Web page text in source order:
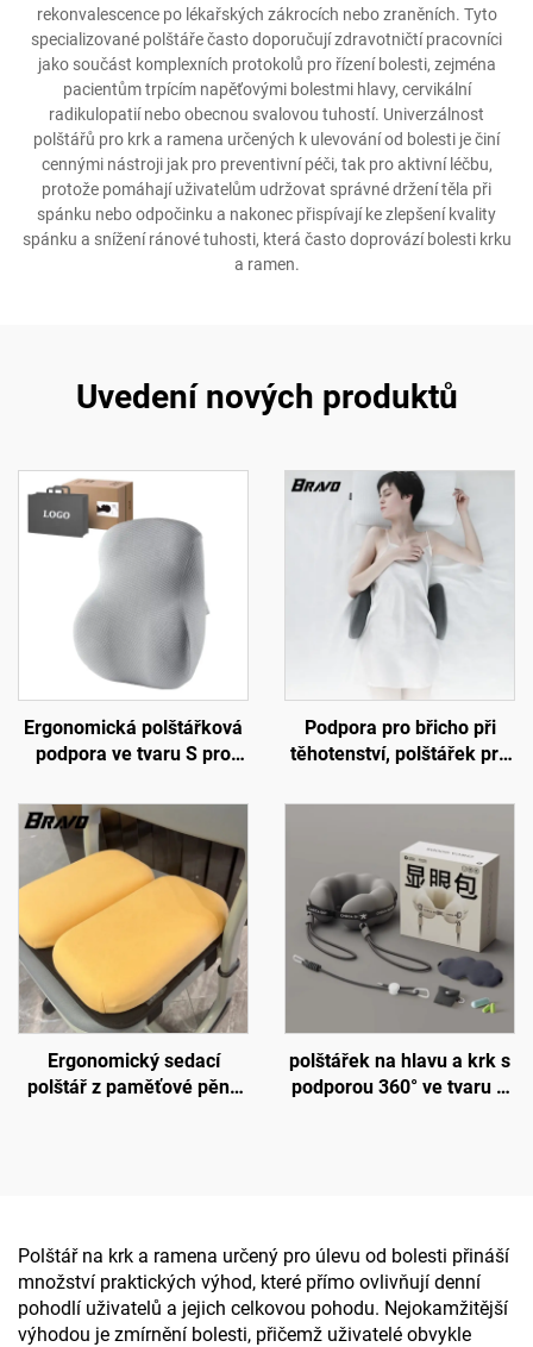
rekonvalescence po lékařských zákrocích nebo zraněních. Tyto
specializované polštáře často doporučují zdravotničtí pracovníci
jako součást komplexních protokolů pro řízení bolesti, zejména
pacientům trpícím napěťovými bolestmi hlavy, cervikální
radikulopatií nebo obecnou svalovou tuhostí. Univerzálnost
polštářů pro krk a ramena určených k ulevování od bolesti je činí
cennými nástroji jak pro preventivní péči, tak pro aktivní léčbu,
protože pomáhají uživatelům udržovat správné držení těla při
spánku nebo odpočinku a nakonec přispívají ke zlepšení kvality
spánku a snížení ránové tuhosti, která často doprovází bolesti krku
a ramen.
Uvedení nových produktů
Ergonomická polštářková
podpora ve tvaru S pro
židli do kanceláře,
podložka B7
Podpora pro břicho při
těhotenství, polštářek pro
lože, podložka W2
Ergonomický sedací
polštář z paměťové pěny
polštářek na hlavu a krk s
podporou 360° ve tvaru U
Polštář na krk a ramena určený pro úlevu od bolesti přináší
množství praktických výhod, které přímo ovlivňují denní
pohodlí uživatelů a jejich celkovou pohodu. Nejokamžitější
výhodou je zmírnění bolesti, přičemž uživatelé obvykle